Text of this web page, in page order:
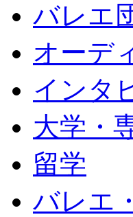
バレエ
オーデ
インタ
大学・
留学
バレエ